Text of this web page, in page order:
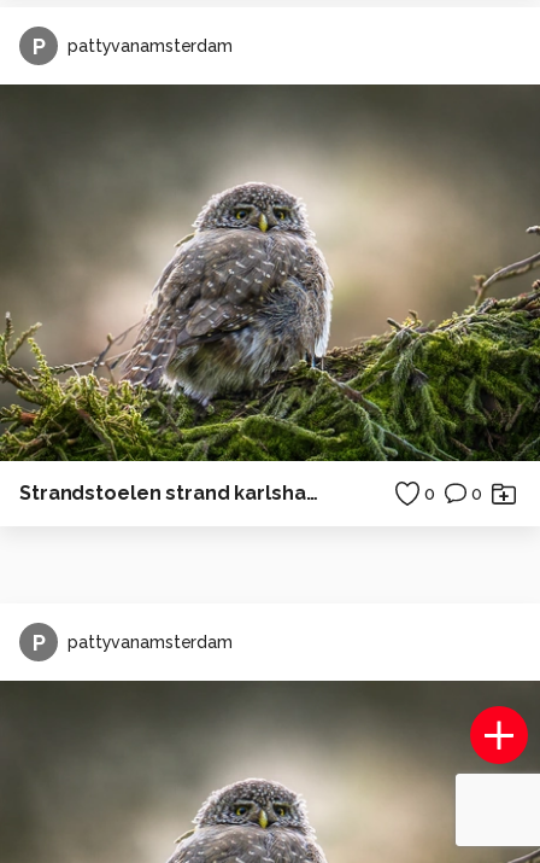
P pattyvanamsterdam
Strandstoelen strand karlshagen Duitsland zee 0 0
P pattyvanamsterdam